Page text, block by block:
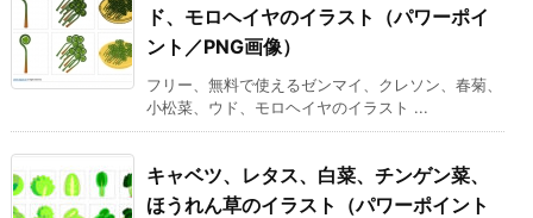
ド、モロヘイヤのイラスト（パワーポイ
ント／PNG画像）
フリー、無料で使えるゼンマイ、クレソン、春菊、
小松菜、ウド、モロヘイヤのイラスト ...
キャベツ、レタス、白菜、チンゲン菜、
ほうれん草のイラスト（パワーポイント